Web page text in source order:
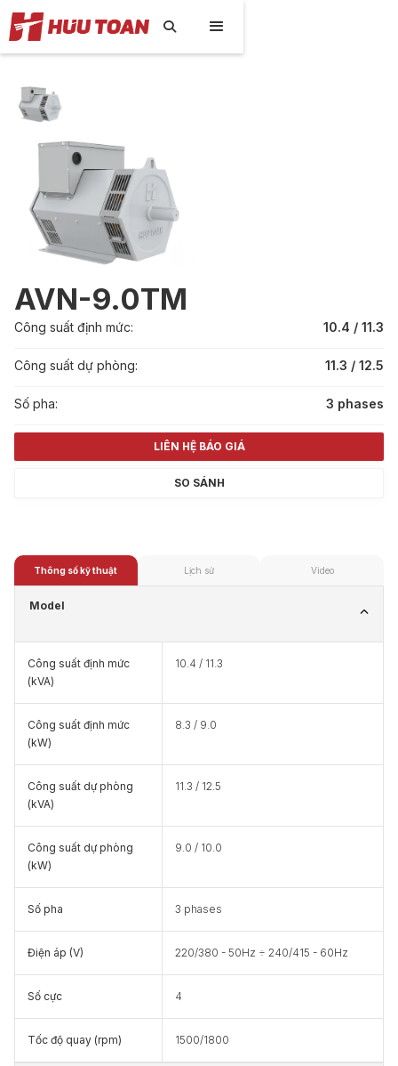

AVN-9.0TM
Công suất định mức: 10.4 / 11.3
Công suất dự phòng: 11.3 / 12.5
Số pha: 3 phases
LIÊN HỆ BÁO GIÁ
SO SÁNH
Thông số kỹ thuật Lịch sử Video
Model
Công suất định mức
(kVA)
10.4 / 11.3
Công suất định mức
(kW)
8.3 / 9.0
Công suất dự phòng
(kVA)
11.3 / 12.5
Công suất dự phòng
(kW)
9.0 / 10.0
Số pha 3 phases
Điện áp (V) 220/380 - 50Hz ÷ 240/415 - 60Hz
Số cực 4
Tốc độ quay (rpm) 1500/1800